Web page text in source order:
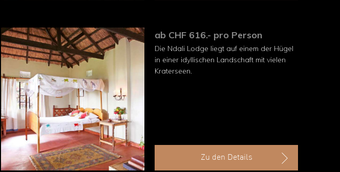
ab CHF 616.- pro Person
Die Ndali Lodge liegt auf einem der Hügel
in einer idyllischen Landschaft mit vielen
Kraterseen.
Zu den Details